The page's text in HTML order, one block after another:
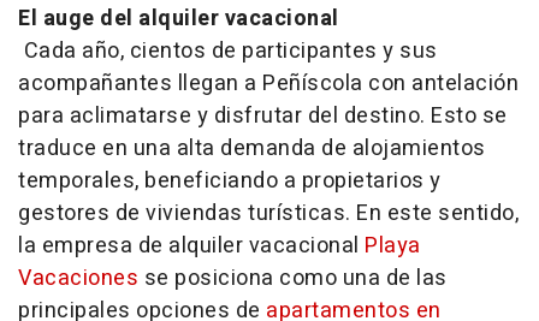
El auge del alquiler vacacional
Cada año, cientos de participantes y sus
acompañantes llegan a Peñíscola con antelación
para aclimatarse y disfrutar del destino. Esto se
traduce en una alta demanda de alojamientos
temporales, beneficiando a propietarios y
gestores de viviendas turísticas. En este sentido,
la empresa de alquiler vacacional Playa
Vacaciones se posiciona como una de las
principales opciones de apartamentos en